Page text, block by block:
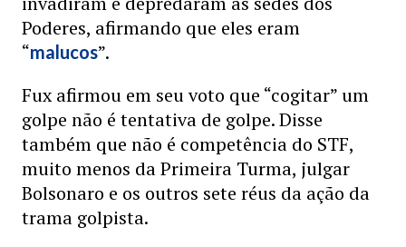
Poderes, afirmando que eles eram
“malucos”.
Fux afirmou em seu voto que “cogitar” um
golpe não é tentativa de golpe. Disse
também que não é competência do STF,
muito menos da Primeira Turma, julgar
Bolsonaro e os outros sete réus da ação da
trama golpista.